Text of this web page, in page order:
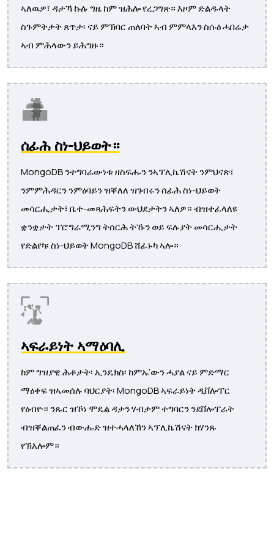
ኣለዉዎ፣ ዳታኻ ኩሉ ግዜ ከም ዝሕሎ የረጋግጽ። እዞም ድልዱላት
ስጉምትታት ጸጥታ፡ ናይ ምኽባር ጠለባት ኣብ ምምላእን ስሱዕ ሓበሬታ
ኣብ ምሕላውን ይሕግዙ።
ሰፊሕ ስነ-ህይወት።
MongoDB ንተግባራውነቱ ዘስፍሑን ንኣፕሊኬሽናት ንምህናጽ፣
ንምምሕዳርን ንምዕባይን ዝቐለለ ዝገብሩን ሰፊሕ ስነ-ህይወት
መሳርሒታት፣ ቤተ-መጻሕፍትን ውህደታትን ኣለዎ። ብዝተፈላለዩ
ቋንቋታት ፕሮግራሚንግ ትሰርሕ ትኹን ወይ ፍሉያት መሳርሒታት
የድልየካ፡ ስነ-ህይወት MongoDB ሸፊኑካ ኣሎ።
ኣፍራይነት ኣማዕባሊ
ከም ግዝያዊ ሕቶታት፡ ኢንዴክስ፡ ከምኡ’ውን ሓያል ናይ ምድማር
ማዕቀፍ ዝኣመሰሉ ባህርያት፡ MongoDB ኣፍራይነት ዲቨሎፐር
የዕብዮ። ንጹር ዝኾነ ሞዴል ዳታን ሃብታም ተግባርን ንደቨሎፐራት
ብዝቐልጠፈን ብውሑድ ዝተሓላለኸን ኣፕሊኬሽናት ክሃንጹ
የኽእሎም።